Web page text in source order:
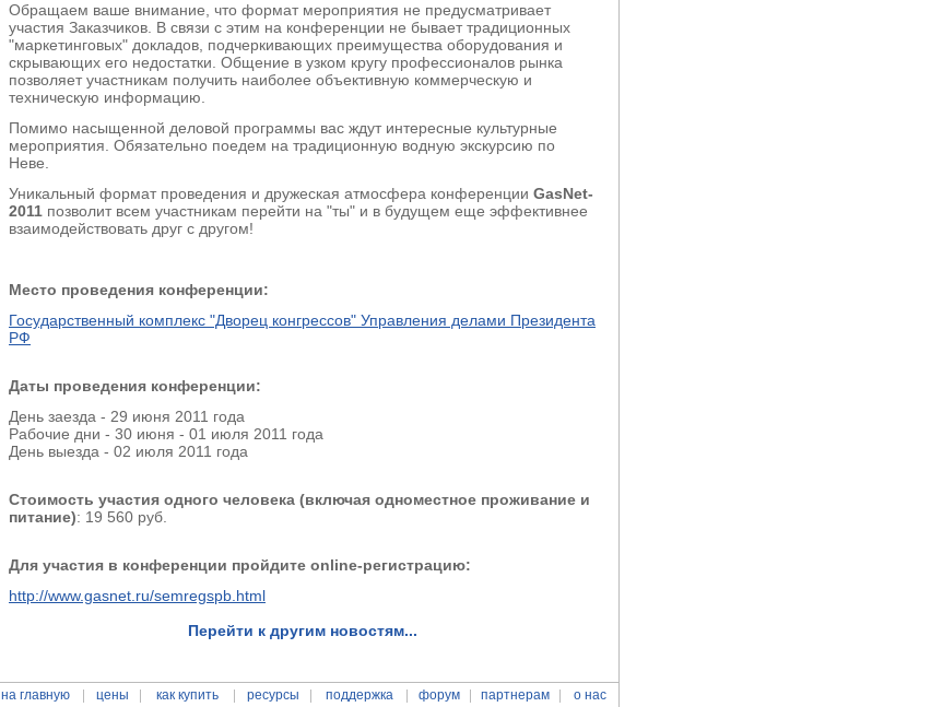
Обращаем ваше внимание, что формат мероприятия не предусматривает
участия Заказчиков. В связи с этим на конференции не бывает традиционных
"маркетинговых" докладов, подчеркивающих преимущества оборудования и
скрывающих его недостатки. Общение в узком кругу профессионалов рынка
позволяет участникам получить наиболее объективную коммерческую и
техническую информацию.
Помимо насыщенной деловой программы вас ждут интересные культурные
мероприятия. Обязательно поедем на традиционную водную экскурсию по
Неве.
Уникальный формат проведения и дружеская атмосфера конференции GasNet-
2011 позволит всем участникам перейти на "ты" и в будущем еще эффективнее
взаимодействовать друг с другом!
Место проведения конференции:
Государственный комплекс "Дворец конгрессов" Управления делами Президента
РФ
Даты проведения конференции:
День заезда - 29 июня 2011 года
Рабочие дни - 30 июня - 01 июля 2011 года
День выезда - 02 июля 2011 года
Стоимость участия одного человека (включая одноместное проживание и
питание): 19 560 руб.
Для участия в конференции пройдите online-регистрацию:
http://www.gasnet.ru/semregspb.html
Перейти к другим новостям...
на главную цены как купить ресурсы поддержка форум партнерам о нас